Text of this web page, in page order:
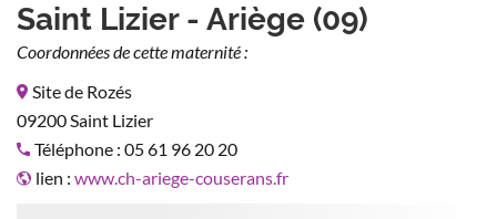
Saint Lizier - Ariège (09)
Coordonnées de cette maternité :
Site de Rozés
09200 Saint Lizier
Téléphone : 05 61 96 20 20
lien : www.ch-ariege-couserans.fr